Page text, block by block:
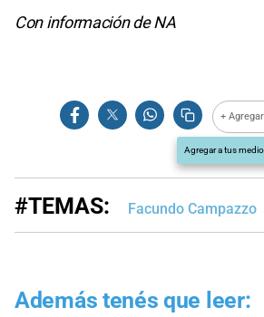
Con información de NA
+
Agregar a tus
#TEMAS: Facundo Campazzo
Además tenés que leer: